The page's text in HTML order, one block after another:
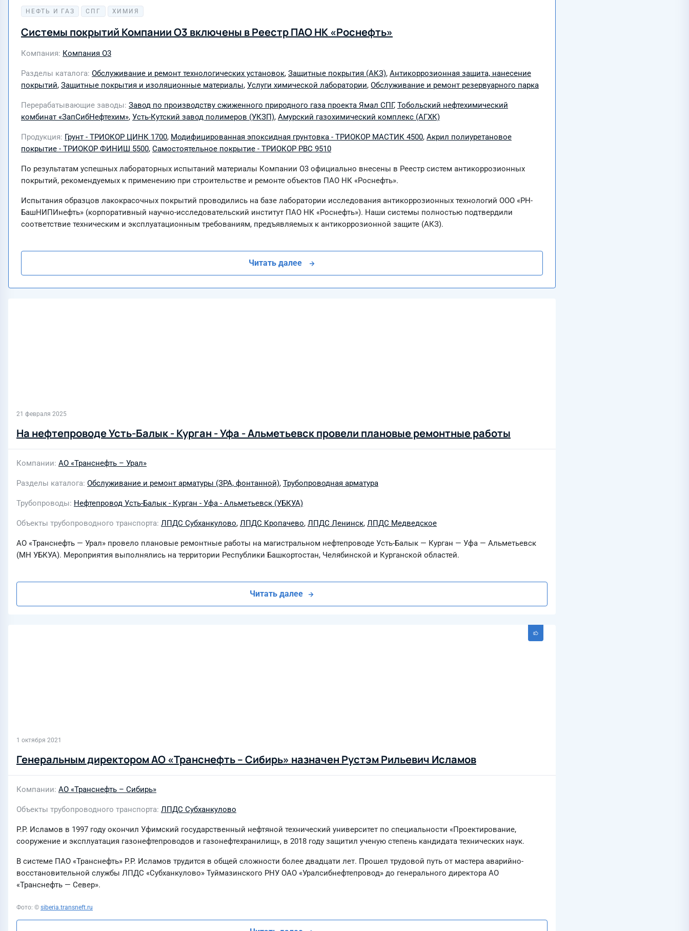
20 июля 2026
НЕФТЬ И ГАЗ
СПГ ХИМИЯ
Системы покрытий Компании О3 включены в Реестр ПАО НК «Роснефть»
Компания Компания О3
Разделы каталога Обслуживание и ремонт технологических установок, Защитные покрытия (АКЗ), Антикоррозионная защита, нанесение
покрытий, Защитные покрытия и изоляционные материалы, Услуги химической лаборатории, Обслуживание и ремонт резервуарного парка
Перерабатывающие заводы Завод по производству сжиженного природного газа проекта Ямал СПГ, Тобольский нефтехимический
комбинат «ЗапСибНефтехим», Усть-Кутский завод полимеров (УКЗП), Амурский газохимический комплекс (АГХК)
Продукция Грунт - ТРИОКОР ЦИНК 1700, Модифицированная эпоксидная грунтовка - ТРИОКОР МАСТИК 4500, Акрил полиуретановое
покрытие - ТРИОКОР ФИНИШ 5500, Самостоятельное покрытие - ТРИОКОР PBC 9510
По результатам успешных лабораторных испытаний материалы Компании О3 официально внесены в Реестр систем антикоррозионных
покрытий, рекомендуемых к применению при строительстве и ремонте объектов ПАО НК «Роснефть».
Испытания образцов лакокрасочных покрытий проводились на базе лаборатории исследования антикоррозионных технологий ООО «РН-
БашНИПИнефть» (корпоративный научно-исследовательский институт ПАО НК «Роснефть»). Наши системы полностью подтвердили
соответствие техническим и эксплуатационным требованиям, предъявляемых к антикоррозионной защите (АКЗ).
Читать далее
21 февраля 2025
На нефтепроводе Усть-Балык - Курган - Уфа - Альметьевск провели плановые ремонтные работы
Компании АО «Транснефть – Урал»
Разделы каталога Обслуживание и ремонт арматуры (ЗРА, фонтанной), Трубопроводная арматура
Трубопроводы Нефтепровод Усть-Балык - Курган - Уфа - Альметьевск (УБКУА)
Объекты трубопроводного транспорта ЛПДС Субханкулово, ЛПДС Кропачево, ЛПДС Ленинск, ЛПДС Медведское
АО «Транснефть — Урал» провело плановые ремонтные работы на магистральном нефтепроводе Усть-Балык — Курган — Уфа — Альметьевск
(МН УБКУА). Мероприятия выполнялись на территории Республики Башкортостан, Челябинской и Курганской областей.
Читать далее
1 октября 2021
Генеральным директором АО «Транснефть – Сибирь» назначен Рустэм Рильевич Исламов
Компании АО «Транснефть – Сибирь»
Объекты трубопроводного транспорта ЛПДС Субханкулово
Р.Р. Исламов в 1997 году окончил Уфимский государственный нефтяной технический университет по специальности «Проектирование,
сооружение и эксплуатация газонефтепроводов и газонефтехранилищ», в 2018 году защитил ученую степень кандидата технических наук.
В системе ПАО «Транснефть» Р.Р. Исламов трудится в общей сложности более двадцати лет. Прошел трудовой путь от мастера аварийно-
восстановительной службы ЛПДС «Субханкулово» Туймазинского РНУ ОАО «Уралсибнефтепровод» до генерального директора АО
«Транснефть — Север».
Фото: © siberia.transneft.ru